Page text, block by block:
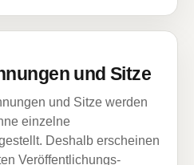
und Sitze
und Sitze werden
einzelne
Deshalb erscheinen
Veröffentlichungs-